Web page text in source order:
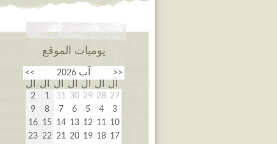
يوميات الموقع
<< آب 2026
>>
ال
ال ال ال ال ال
ال
27
28
29
30
31
1
2
3
4
5
6
7
8
9
10
11
12
13
14
15
16
17
18
19
20
21
22
23